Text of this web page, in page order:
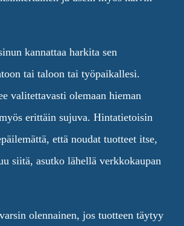
kannattaa harkita sen
tai taloon tai työpaikallesi.
valitettavasti olemaan hieman
erittäin sujuva. Hintatietoisin
että noudat tuotteet itse,
siitä, asutko lähellä verkkokaupan
olennainen, jos tuotteen täytyy